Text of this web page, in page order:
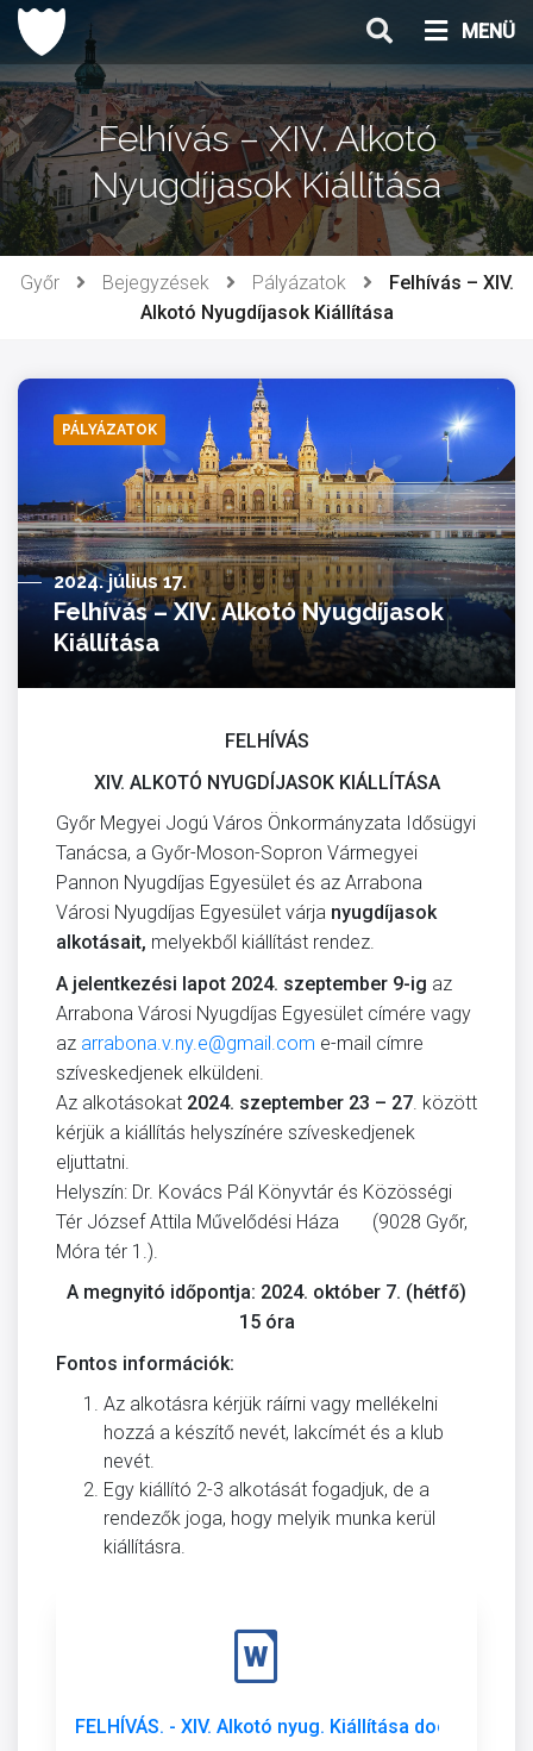
Ugrás
tartalomhoz
MENÜ
Felhívás – XIV. Alkotó
Nyugdíjasok Kiállítása
Győr Bejegyzések Pályázatok
Felhívás – XIV.
Alkotó Nyugdíjasok Kiállítása
PÁLYÁZATOK
2024. július 17.
Felhívás – XIV. Alkotó Nyugdíjasok
Kiállítása
FELHÍVÁS
XIV. ALKOTÓ NYUGDÍJASOK KIÁLLÍTÁSA
Győr Megyei Jogú Város Önkormányzata Idősügyi
Tanácsa, a Győr-Moson-Sopron Vármegyei
Pannon Nyugdíjas Egyesület és az Arrabona
Városi Nyugdíjas Egyesület várja nyugdíjasok
alkotásait, melyekből kiállítást rendez.
A jelentkezési lapot 2024. szeptember 9-ig az
Arrabona Városi Nyugdíjas Egyesület címére vagy
az arrabona.v.ny.e@gmail.com e-mail címre
szíveskedjenek elküldeni.
Az alkotásokat 2024. szeptember 23 – 27 . között
kérjük a kiállítás helyszínére szíveskedjenek
eljuttatni.
Helyszín: Dr. Kovács Pál Könyvtár és Közösségi
Tér József Attila Művelődési Háza (9028 Győr,
Móra tér 1.).
A megnyitó időpontja: 2024. október 7. (hétfő)
15 óra
Fontos információk:
Az alkotásra kérjük ráírni vagy mellékelni
hozzá a készítő nevét, lakcímét és a klub
nevét.
Egy kiállító 2-3 alkotását fogadjuk, de a
rendezők joga, hogy melyik munka kerül
kiállításra.
FELHÍVÁS. - XIV. Alkotó nyug. Kiállítása docx.docx